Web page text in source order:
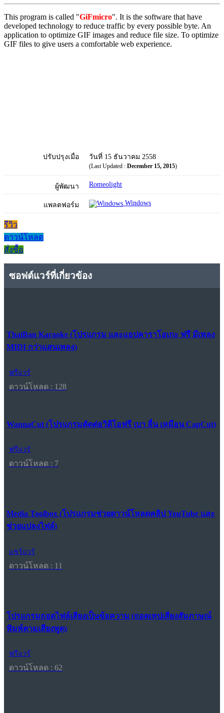
This program is called "GiFmicro". It is the software that have
developed technology to reduce traffic by every possible byte. An
application to optimize GIF images and reduce file size. To optimize
GIF files to give users a comfortable web experience.
ปรับปรุงเมื่อ วันที่ 15 ธันวาคม 2558
(Last Updated : December 15, 2015)
ผู้พัฒนา Romeolight
แพลตฟอร์ม Windows
รีวิว
ดาวน์โหลด
สั่งซื้อ
ซอฟต์แวร์ที่เกี่ยวข้อง
ThaiBan Karaoke (โปรแกรม และแอปคาราโอเกะ ฟรี มีเพลง
MIDI กว่าแสนเพลง)
ฟรีแวร์
ดาวน์โหลด : 128
WannaCut (โปรแกรมตัดต่อวิดีโอฟรี เบา ลื่น เหมือน CapCut)
ฟรีแวร์
ดาวน์โหลด : 7
Media Toolbox (โปรแกรมช่วยดาวน์โหลดคลิป YouTube และ
ช่วยแปลงไฟล์)
แชร์แวร์
ดาวน์โหลด : 11
โปรแกรมถอดไฟล์เสียงเป็นข้อความ (ถอดเทปเสียงสัมภาษณ์
พิมพ์ตามเสียงพูด)
ฟรีแวร์
ดาวน์โหลด : 62